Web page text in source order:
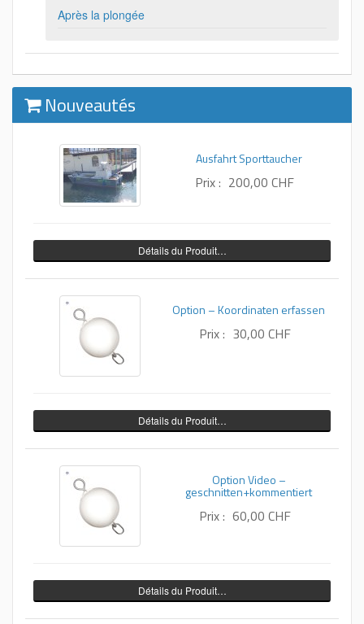
Après la plongée
Nouveautés
Ausfahrt Sporttaucher
Prix : 200,00 CHF
Détails du Produit…
Option – Koordinaten erfassen
Prix : 30,00 CHF
Détails du Produit…
Option Video –
geschnitten+kommentiert
Prix : 60,00 CHF
Détails du Produit…